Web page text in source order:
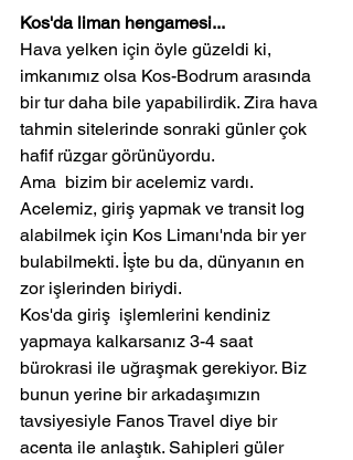
Kos'da liman hengamesi...
Hava yelken için öyle güzeldi ki,
imkanımız olsa Kos-Bodrum arasında
bir tur daha bile yapabilirdik. Zira hava
tahmin sitelerinde sonraki günler çok
hafif rüzgar görünüyordu.
Ama  bizim bir acelemiz vardı.
Acelemiz, giriş yapmak ve transit log
alabilmek için Kos Limanı'nda bir yer
bulabilmekti. İşte bu da, dünyanın en
zor işlerinden biriydi.
Kos'da giriş  işlemlerini kendiniz
yapmaya kalkarsanız 3-4 saat
bürokrasi ile uğraşmak gerekiyor. Biz
bunun yerine bir arkadaşımızın
tavsiyesiyle Fanos Travel diye bir
acenta ile anlaştık. Sahipleri güler